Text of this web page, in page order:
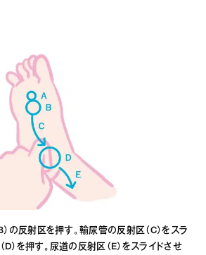
）の反射区を押す。輸尿管の反射区（C）をスラ
D）を押す。尿道の反射区（E）をスライドさせ